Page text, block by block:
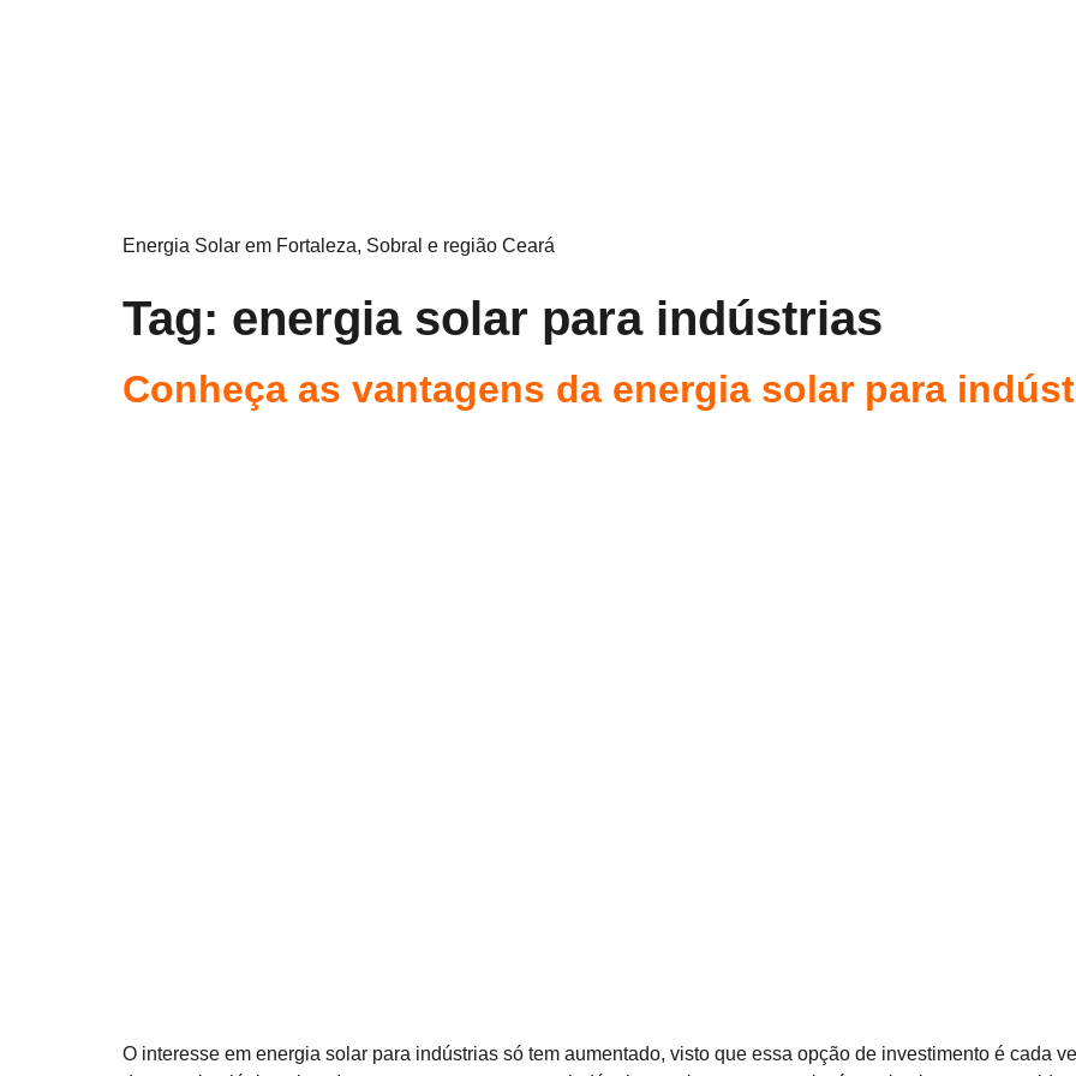
Energia Solar em Fortaleza, Sobral e região Ceará
Tag: energia solar para indústrias
Conheça as vantagens da energia solar para
O interesse em energia solar para indústrias só tem aumentado, visto que essa opção de investimento é cada